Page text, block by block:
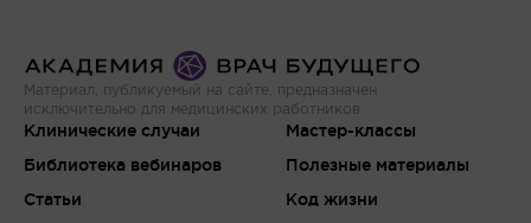
Материал, публикуемый на сайте, предназначен
исключительно для медицинских работников
Клинические случаи
Библиотека вебинаров
Статьи
Мастер-классы
Полезные материалы
Код жизни